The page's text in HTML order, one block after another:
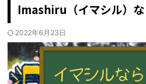
Imashiru（イマシル）な
2022年6月23日